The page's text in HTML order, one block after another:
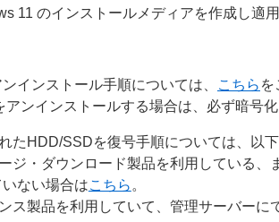
11 のインストールメディアを作成し適
インストール手順については、 こちら を
ンインストールする場合は、必ず暗号
たHDD/SSDを復号手順については、以
ージ・ダウンロード製品を利用している
ない場合はこちら 。
ンス製品を利用していて、管理サーバー